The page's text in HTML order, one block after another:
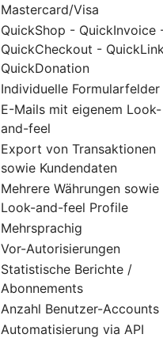
Mastercard/Visa
QuickShop - QuickInvoice
QuickCheckout -
QuickDonation
Individuelle Formularfelder
E-Mails mit eigenem Look-
and-feel
Export von Transaktionen
sowie Kundendaten
Mehrere Währungen sowie
Look-and-feel Profile
Mehrsprachig
Vor-Autorisierungen
Statistische Berichte /
Abonnements
Anzahl Benutzer-Accounts
Automatisierung via API